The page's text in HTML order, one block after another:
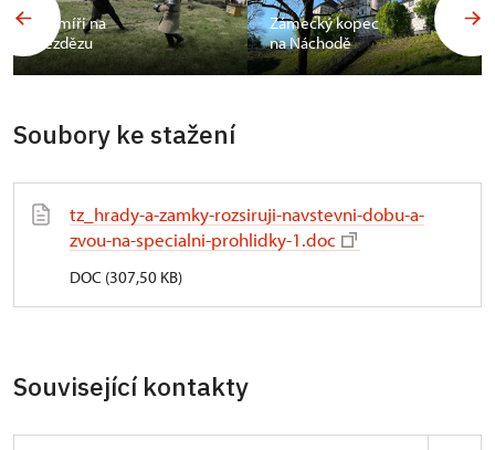
Šermíři na
Bezdězu
Zámecký kopec
na Náchodě
Soubory ke stažení
tz_hrady-a-zamky-rozsiruji-navstevni-dobu-a-
zvou-na-specialni-prohlidky-1.doc
DOC (307,50 KB)
Související kontakty